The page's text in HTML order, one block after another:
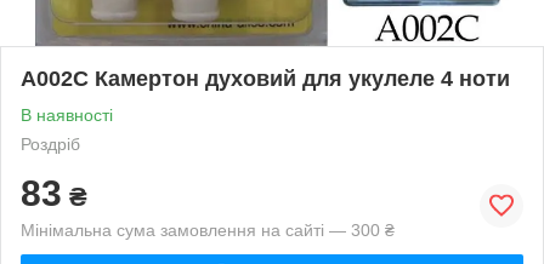
A002С Камертон духовий для укулеле 4 ноти
В наявності
Роздріб
83 ₴
Мінімальна сума замовлення на сайті — 300 ₴